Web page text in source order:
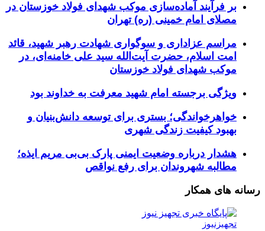
بر فرآیند آماده‌سازی موکب شهدای فولاد خوزستان در
مصلای امام خمینی (ره) تهران
مراسم عزاداری و سوگواری شهادت رهبر شهید، قائد
امت اسلام، حضرت آیت‌الله سید علی خامنه‌ای، در
موکب شهدای فولاد خوزستان
ویژگی برجسته امام شهید معرفت به خداوند بود
خواهرخواندگی؛ بستری برای توسعه دانش‌بنیان و
بهبود کیفیت زندگی شهری
هشدار درباره وضعیت ایمنی پارک بی‌بی مریم ایذه؛
مطالبه شهروندان برای رفع نواقص
رسانه های همکار
تجهیزنیوز